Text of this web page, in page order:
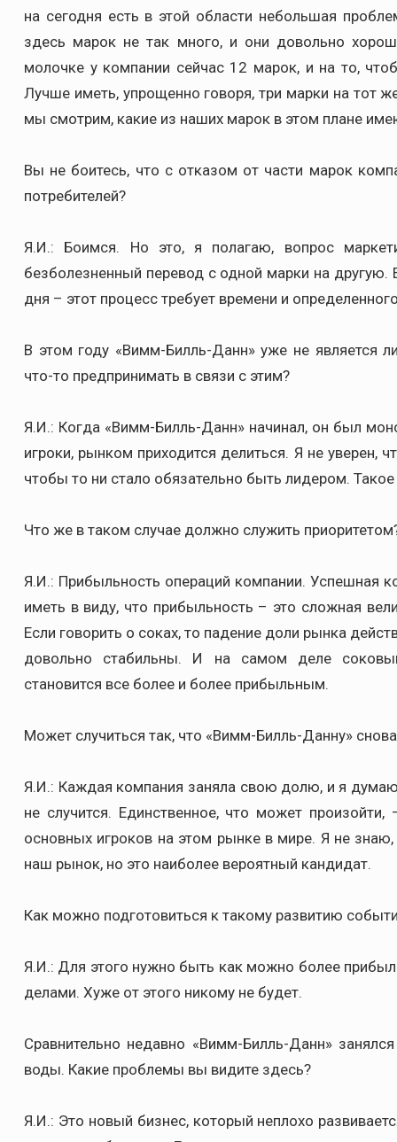
на сегодня есть в этой области небольшая
здесь марок не так много, и они довольно
молочке у компании сейчас 12 марок, и на то,
Лучше иметь, упрощенно говоря, три марки на тот
мы смотрим, какие из наших марок в этом плане
Вы не боитесь, что с отказом от части марок
потребителей?
Я.И.: Боимся. Но это, я полагаю, вопрос
безболезненный перевод с одной марки на другую.
дня – этот процесс требует времени и
В этом году «Вимм-Билль-Данн» уже не является
что-то предпринимать в связи с этим?
Я.И.: Когда «Вимм-Билль-Данн» начинал, он был
игроки, рынком приходится делиться. Я не
чтобы то ни стало обязательно быть лидером.
Что же в таком случае должно служить
Я.И.: Прибыльность операций компании. Успешная
иметь в виду, что прибыльность – это сложная
Если говорить о соках, то падение доли рынка
довольно стабильны. И на самом деле
становится все более и более прибыльным.
Может случиться так, что «Вимм-Билль-Данну»
Я.И.: Каждая компания заняла свою долю, и я
не случится. Единственное, что может
основных игроков на этом рынке в мире. Я не
наш рынок, но это наиболее вероятный кандидат.
Как можно подготовиться к такому развитию
Я.И.: Для этого нужно быть как можно более
делами. Хуже от этого никому не будет.
Сравнительно недавно «Вимм-Билль-Данн»
воды. Какие проблемы вы видите здесь?
Я.И.: Это новый бизнес, который неплохо